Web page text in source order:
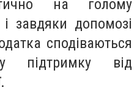
на голому
і завдяки допомозі
сподіваються
підтримку від